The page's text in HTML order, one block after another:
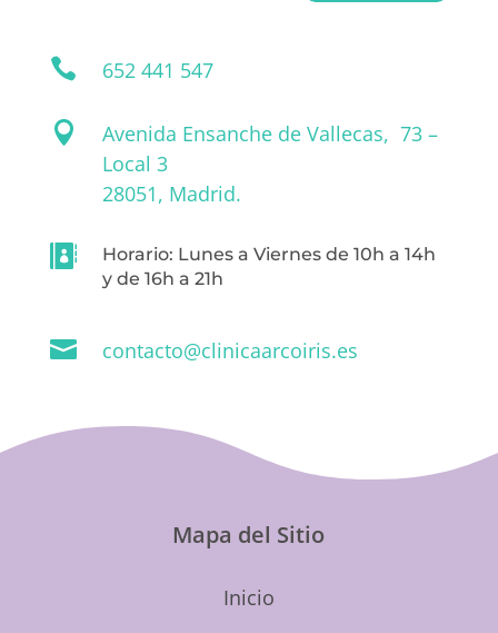
 652 441 547

Avenida Ensanche de Vallecas, 73 –
Local 3
28051, Madrid.

Horario: Lunes a Viernes de 10h a 14h
y de 16h a 21h
 contacto@clinicaarcoiris.es
Mapa del Sitio
Inicio